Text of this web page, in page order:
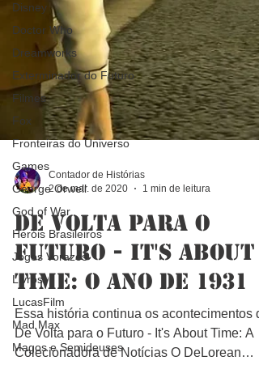
Disney
Doctor Who
Dreamworks
Exterminador do Futuro
Filmes
Fox
Fronteiras do Universo
Games
George Orwell
God of War
Heróis Brasileiros
Jogos Vorazes
Livros
LucasFilm
Mad Max
Magos e Semideuses
2 de mar. de 2020
De Volta para o
Futuro - It's About
Time: O Ano de 1931
Essa história continua os acontecimentos
De Volta para o Futuro - It's About Time: A